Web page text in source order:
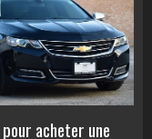
indispensable
pour
votre
carrosserie
acheter une